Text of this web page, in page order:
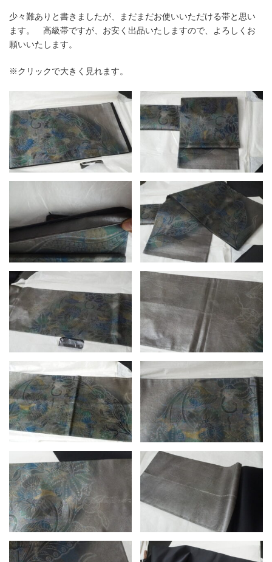
少々難ありと書きましたが、まだまだお使いいただける帯と思い
ます。 高級帯ですが、お安く出品いたしますので、よろしくお
願いいたします。
※クリックで大きく見れます。